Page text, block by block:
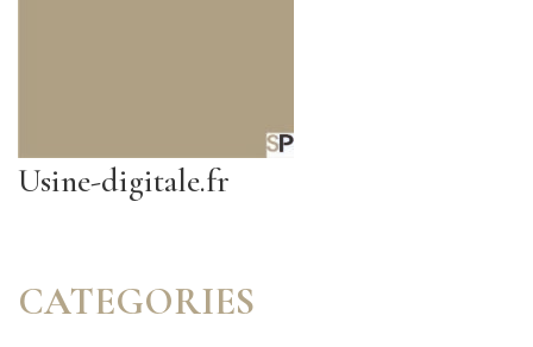
Usine-digitale.fr
CATEGORIES